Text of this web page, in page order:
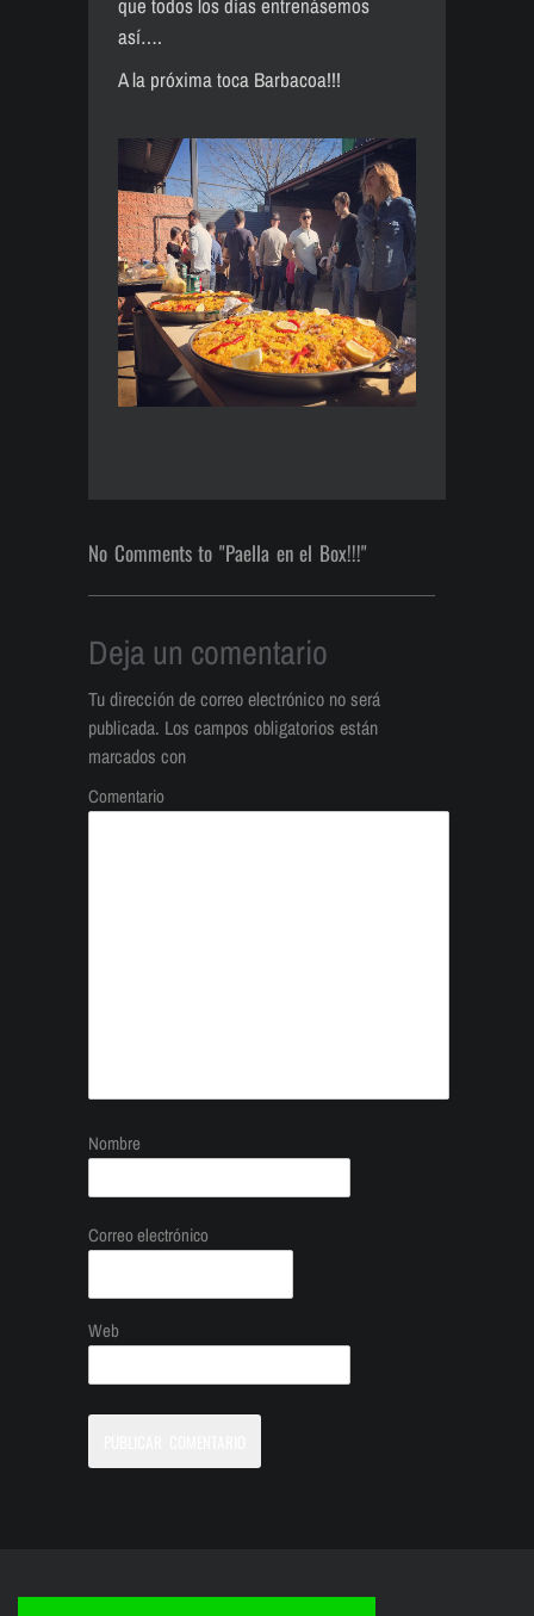
así….
A la próxima toca Barbacoa!!!
No Comments to "Paella en el Box!!!"
Deja un comentario
Tu dirección de correo electrónico no será
publicada. Los campos obligatorios están
marcados con
Comentario
Nombre
Correo electrónico
Web